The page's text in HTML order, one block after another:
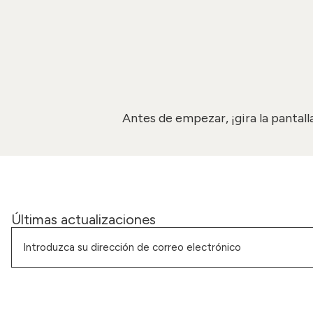
Antes de empezar, ¡gira la
Últimas actualizaciones